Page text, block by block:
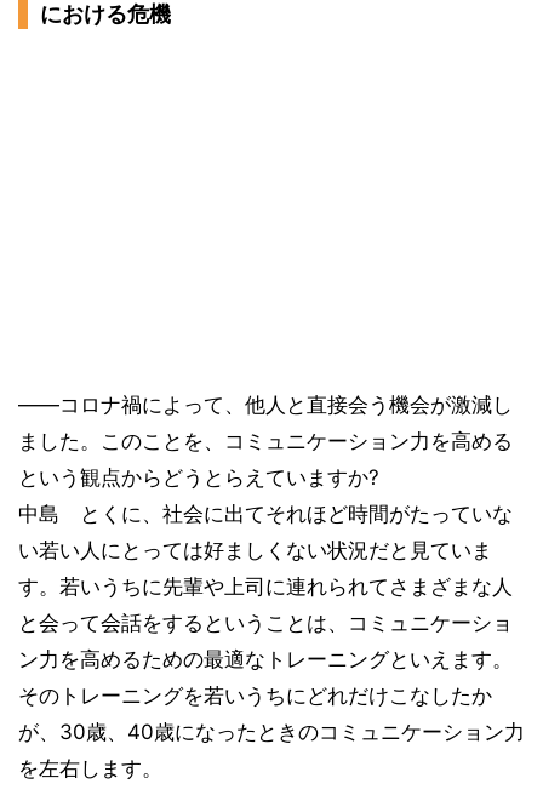
における危機
——コロナ禍によって、他人と直接会う機会が激減し
ました。このことを、コミュニケーション力を高める
という観点からどうとらえていますか?
中島 とくに、社会に出てそれほど時間がたっていな
い若い人にとっては好ましくない状況だと見ていま
す。若いうちに先輩や上司に連れられてさまざまな人
と会って会話をするということは、コミュニケーショ
ン力を高めるための最適なトレーニングといえます。
そのトレーニングを若いうちにどれだけこなしたか
が、30歳、40歳になったときのコミュニケーション力
を左右します。